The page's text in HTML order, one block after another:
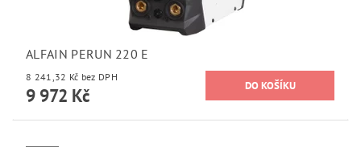
ALFAIN PERUN 220 E
8 241,32 Kč bez DPH
9 972 Kč